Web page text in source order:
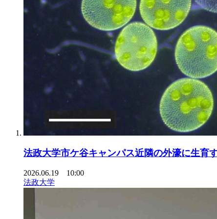
法政大学市ケ谷キャンパス近隣の外濠に生育
2026.06.19 10:00
法政大学